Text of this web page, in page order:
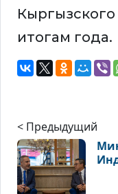
итогам года.
< Предыдущий